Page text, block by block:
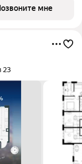
(компания
мне
23